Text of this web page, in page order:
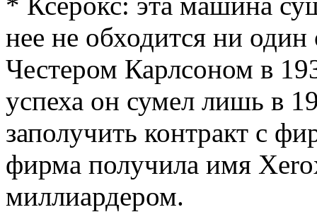
нее не обходится ни
Честером Карлсоном в
успеха он сумел лишь в
заполучить контракт с
фирма получила имя
миллиардером.